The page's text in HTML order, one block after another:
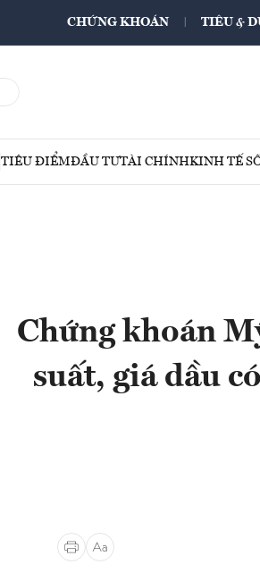
CHỨNG KHOÁN TIÊU &
TIÊU ĐIỂMĐẦU TƯTÀI CHÍNHKINH TẾ
Chứng khoán
suất, giá dầu